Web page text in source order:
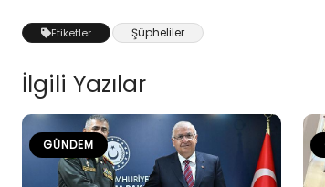
Etiketler Şüpheliler
İlgili Yazılar
GÜNDEM